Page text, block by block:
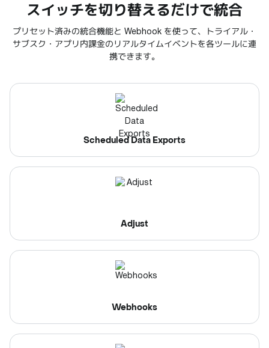
スイッチを切り替えるだけで統合
プリセット済みの統合機能と Webhook を使って、トライアル・
サブスク・アプリ内課金のリアルタイムイベントを各ツールに連
携できます。
Scheduled Data Exports
Adjust
Webhooks